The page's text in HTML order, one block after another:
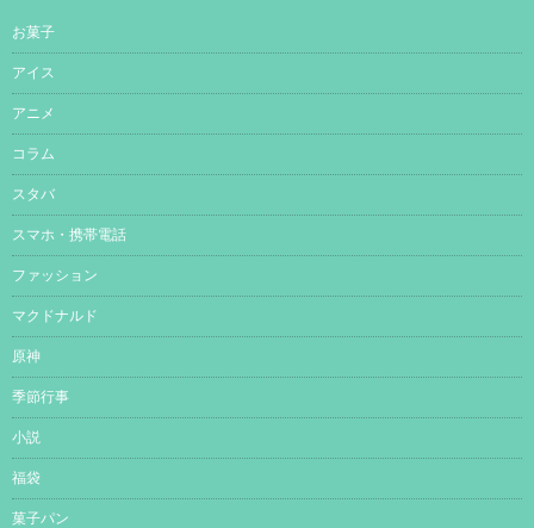
お菓子
アイス
アニメ
コラム
スタバ
スマホ・携帯電話
ファッション
マクドナルド
原神
季節行事
小説
福袋
菓子パン